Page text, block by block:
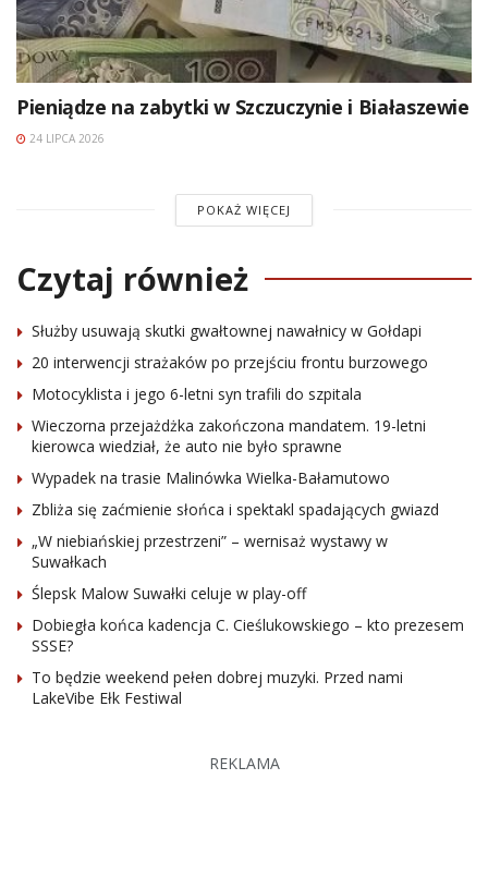
Pieniądze na zabytki w Szczuczynie i Białaszewie
24 LIPCA 2026
POKAŻ WIĘCEJ
Czytaj również
Służby usuwają skutki gwałtownej nawałnicy w Gołdapi
20 interwencji strażaków po przejściu frontu burzowego
Motocyklista i jego 6-letni syn trafili do szpitala
Wieczorna przejażdżka zakończona mandatem. 19-letni
kierowca wiedział, że auto nie było sprawne
Wypadek na trasie Malinówka Wielka-Bałamutowo
Zbliża się zaćmienie słońca i spektakl spadających gwiazd
„W niebiańskiej przestrzeni” – wernisaż wystawy w
Suwałkach
Ślepsk Malow Suwałki celuje w play-off
Dobiegła końca kadencja C. Cieślukowskiego – kto prezesem
SSSE?
To będzie weekend pełen dobrej muzyki. Przed nami
LakeVibe Ełk Festiwal
REKLAMA